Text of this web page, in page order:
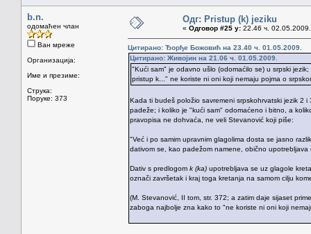
b.n.
одомаћен члан
Ван мреже
Организација:
Име и презиме:
Струка:
Поруке: 373
Одг: Pristup (k) jeziku
« Одговор #25 у: 22.46 ч.
Цитирано: Ђорђе Божовић на 23.40 ч. 01.05.2009.
Цитирано: Живојин на 21.06 ч. 01.05.2009.
"Kući sam" je odavno ušlo (odomaćilo se) u srpski
pristup k..." ne koriste ni oni koji nemaju pojma o
Kada ti budeš položio savremeni srpskohrvatski jezik 2
padeže; i koliko je "kući sam" odomaćeno i bitno, a
pravopisa ne dohvaća, ne veli Stevanović koji piše:
"Već i po samim upravnim glagolima dosta se jasno
dativom se, kao padežom namene, obično
Dativ s predlogom k (ka) upotrebljava se uz glagole
označi završetak i kraj toga kretanja na samom cilju
(M. Stevanović, II tom, str. 372; a zatim daje sijaset
zaboga najbolje zna kako to "ne koriste ni oni koji